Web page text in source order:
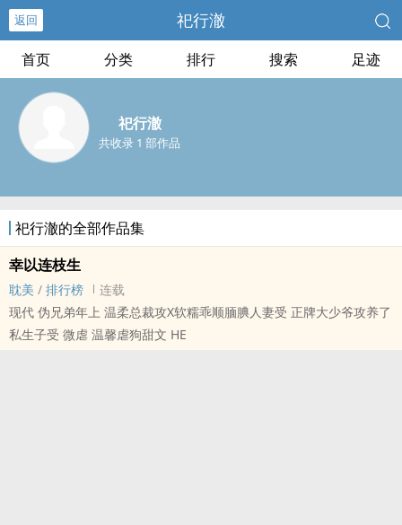
返回 祀行澈
首页 分类 排行 搜索 足迹
祀行澈
共收录 1 部作品
祀行澈的全部作品集
幸以连枝生
耽美 / 排行榜
连载
现代 伪兄弟年上 温柔总裁攻X软糯乖顺腼腆­​​人‍妻‎‍‎受 正牌大少爷攻养了
私生子受 微虐 温馨虐狗甜文 HE